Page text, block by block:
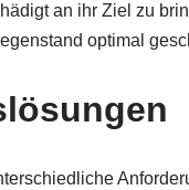
an ihr Ziel zu
optimal